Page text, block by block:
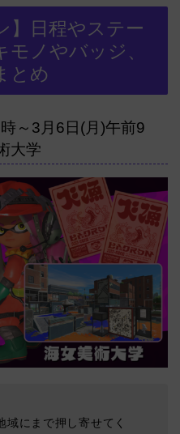
】日程やステー
モノやバッジ、
とめ
～3月6日(月)午前9
大学
域にまで押し寄せてく